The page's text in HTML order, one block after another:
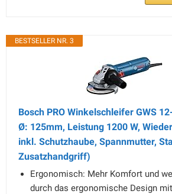
BESTSELLER NR. 3
Bosch PRO Winkelschleifer GWS
Ø: 125mm, Leistung 1200 W,
inkl. Schutzhaube, Spannmutter,
Zusatzhandgriff)
Ergonomisch: Mehr Komfort und
durch das ergonomische Design